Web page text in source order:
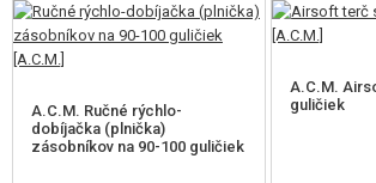
A.C.M. Ručné rýchlo-
dobíjačka (plnička)
zásobníkov na 90-100 guličiek
A.C.M.
guličiek